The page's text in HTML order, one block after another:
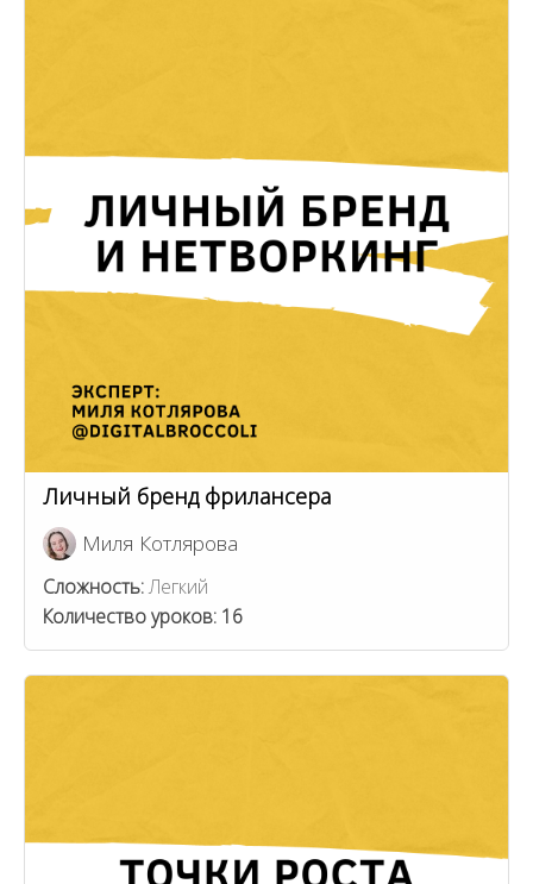
Личный бренд фрилансера
Миля Котлярова
Сложность:Легкий
Количество уроков: 16